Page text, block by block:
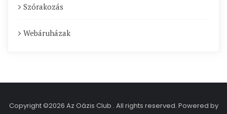
Szórakozás
Webáruházak
Copyright ©2026 Az Oázis Club . All rights reserved. Powered by